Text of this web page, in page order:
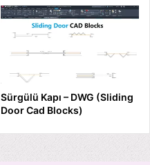
Sürgülü Kapı – DWG (Sliding
Door Cad Blocks)